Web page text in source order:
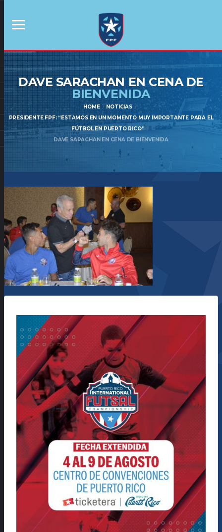
DAVE SARACHAN EN CENA DE
BIENVENIDA
HOME
NOTICIAS
PRESIDENTE FPF: “ESTAMOS EN UN MOMENTO MUY IMPORTANTE PARA EL
FÚTBOL EN PUERTO RICO”
DAVE SARACHAN EN CENA DE BIENVENIDA